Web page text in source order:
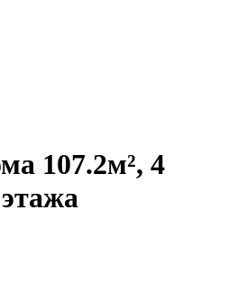
107.2м², 4